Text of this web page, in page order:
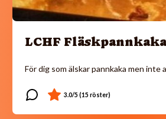
LCHF Fläskpannkaka
För dig som älskar pannkaka men inte